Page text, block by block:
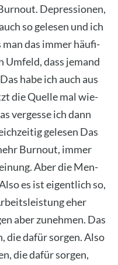
Depres­sio­nen,
so gele­sen und ich
man das immer häu­fi­
Umfeld, dass jemand
habe ich auch aus
die Quel­le mal wie­
ver­ges­se ich dann
gele­sen Das
Burn­out, immer
Aber die Men­
es ist eigent­lich so,
eher
aber zuneh­men. Das
die dafür sor­gen. Also
die dafür sor­gen,